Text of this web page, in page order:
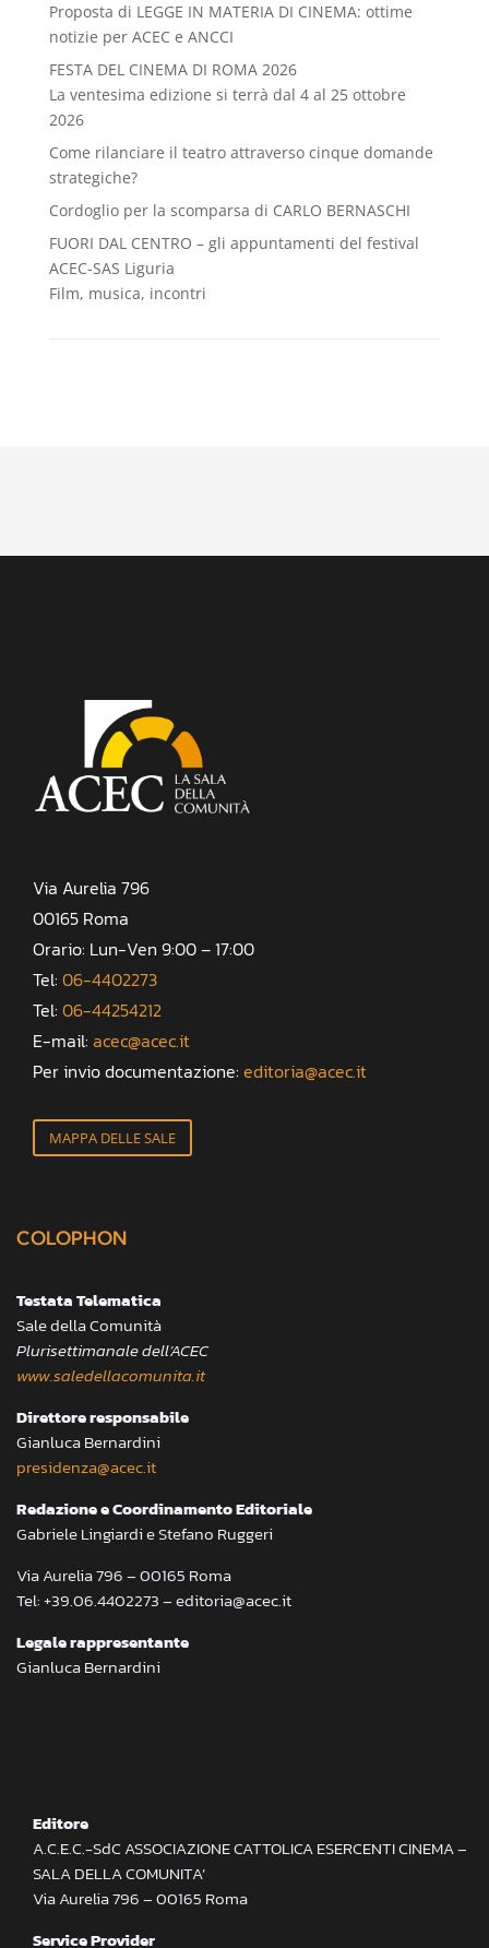
Proposta di LEGGE IN MATERIA DI CINEMA: ottime
notizie per ACEC e ANCCI
FESTA DEL CINEMA DI ROMA 2026
La ventesima edizione si terrà dal 4 al 25 ottobre
2026
Come rilanciare il teatro attraverso cinque domande
strategiche?
Cordoglio per la scomparsa di CARLO BERNASCHI
FUORI DAL CENTRO – gli appuntamenti del festival
ACEC-SAS Liguria
Film, musica, incontri
Via Aurelia 796
00165 Roma
Orario: Lun-Ven 9:00 – 17:00
Tel: 06-4402273
Tel: 06-44254212
E-mail: acec@acec.it
Per invio documentazione: editoria@acec.it
MAPPA DELLE SALE
COLOPHON
Testata Telematica
Sale della Comunità
Plurisettimanale dell’ACEC
www.saledellacomunita.it
Direttore responsabile
Gianluca Bernardini
presidenza@acec.it
Redazione e Coordinamento Editoriale
Gabriele Lingiardi e Stefano Ruggeri
Via Aurelia 796 – 00165 Roma
Tel: +39.06.4402273 – editoria@acec.it
Legale rappresentante
Gianluca Bernardini
Editore
A.C.E.C.-SdC ASSOCIAZIONE CATTOLICA ESERCENTI CINEMA –
SALA DELLA COMUNITA’
Via Aurelia 796 – 00165 Roma
Service Provider